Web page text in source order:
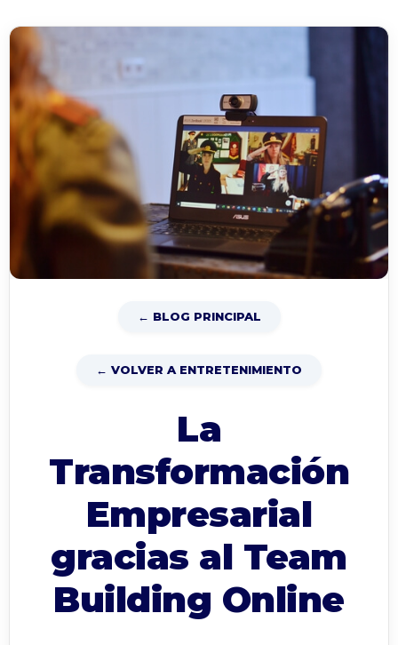
← BLOG PRINCIPAL
← VOLVER A ENTRETENIMIENTO
La
Transformación
Empresarial
gracias al Team
Building Online